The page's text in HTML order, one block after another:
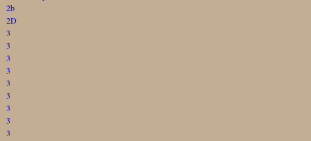
2b
2D
3
3
3
3
3
3
3
3
3